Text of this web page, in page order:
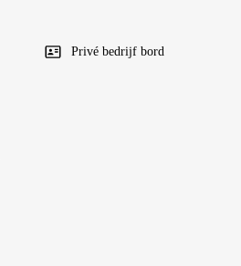
Privé bedrijf bord